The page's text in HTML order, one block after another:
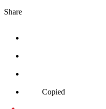
Share
Copied